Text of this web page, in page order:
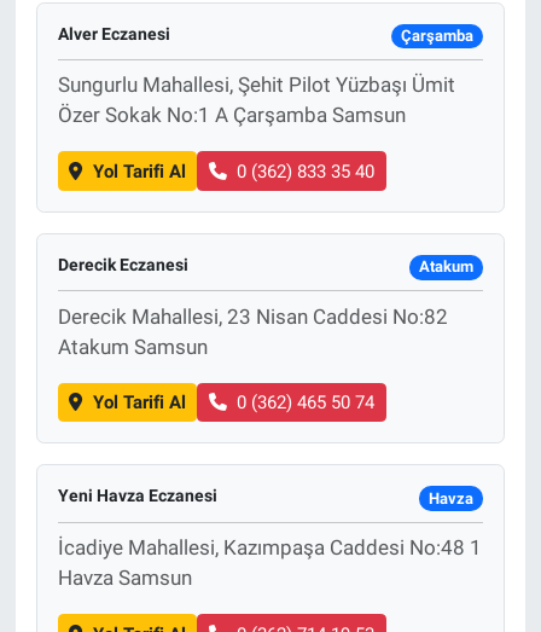
Alver Eczanesi Çarşamba
Sungurlu Mahallesi, Şehit Pilot Yüzbaşı Ümit
Özer Sokak No:1 A Çarşamba Samsun
Yol Tarifi Al 0 (362) 833 35 40
Derecik Eczanesi Atakum
Derecik Mahallesi, 23 Nisan Caddesi No:82
Atakum Samsun
Yol Tarifi Al 0 (362) 465 50 74
Yeni Havza Eczanesi Havza
İcadiye Mahallesi, Kazımpaşa Caddesi No:48 1
Havza Samsun